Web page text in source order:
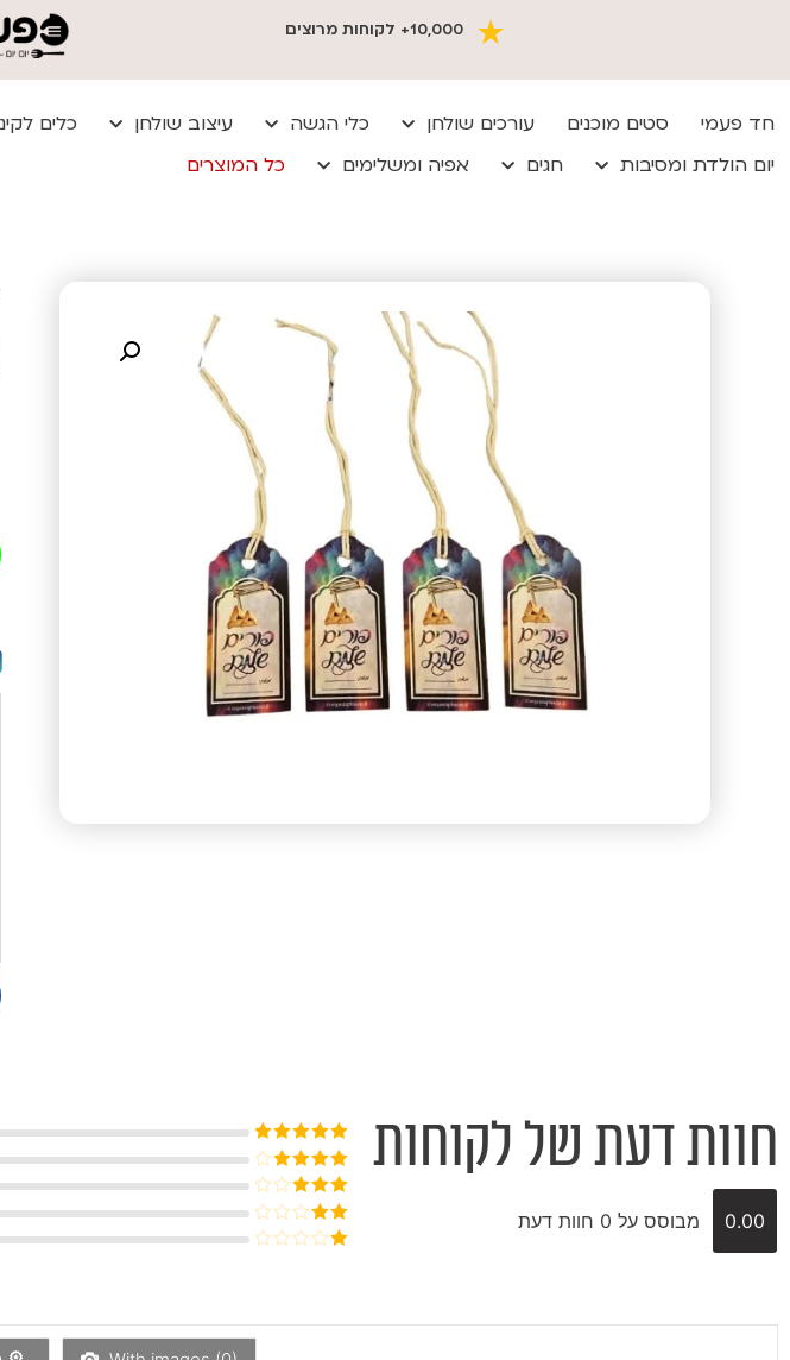
10,000+ לקוחות מרוצים
חד פעמי סטים מוכנים עורכים שולחן כלי הגשה עיצוב שולחן
כלים
יום הולדת ומסיבות
חגים אפיה ומשלימים כל המוצרים
חוות דעת של לקוחות
0.00 מבוסס על 0 חוות דעת
דורג5מתוך
5
דורג4
מתוך 5
דורג3
מתוך 5
דורג